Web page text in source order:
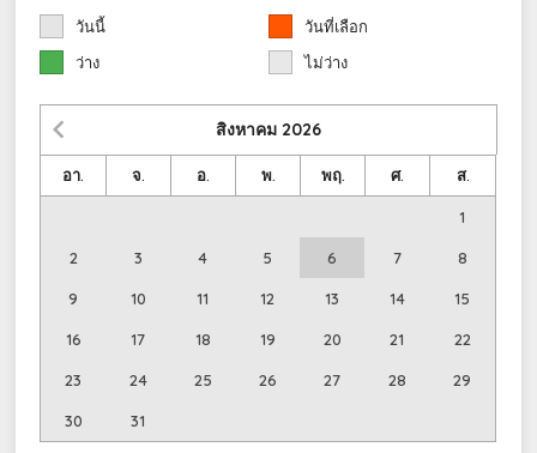
วันนี้
วันที่เลือก
ว่าง
ไม่ว่าง
สิงหาคม 2026
อา. จ. อ. พ. พฤ. ศ. ส.
1
2 3 4 5 6 7 8
9 10 11 12 13 14 15
16 17 18 19 20 21 22
23 24 25 26 27 28 29
30 31